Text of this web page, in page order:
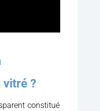
?
constitué